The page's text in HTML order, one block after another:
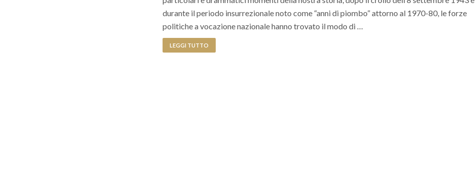
durante il periodo insurrezionale noto come “anni di piombo” attorno al 1970-80, le forze
politiche a vocazione nazionale hanno trovato il modo di …
LEGGI TUTTO